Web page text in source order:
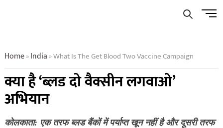
Menu
Home»India »What Is The Get Blood Two Vaccine Campaign
क्या है ‘ब्लड दो वैक्सीन लगवाओ’
अभियान
कोलकाता: एक तरफ ब्लड बैंकों में पर्याप्त खून नहीं है और दूसरी तरफ